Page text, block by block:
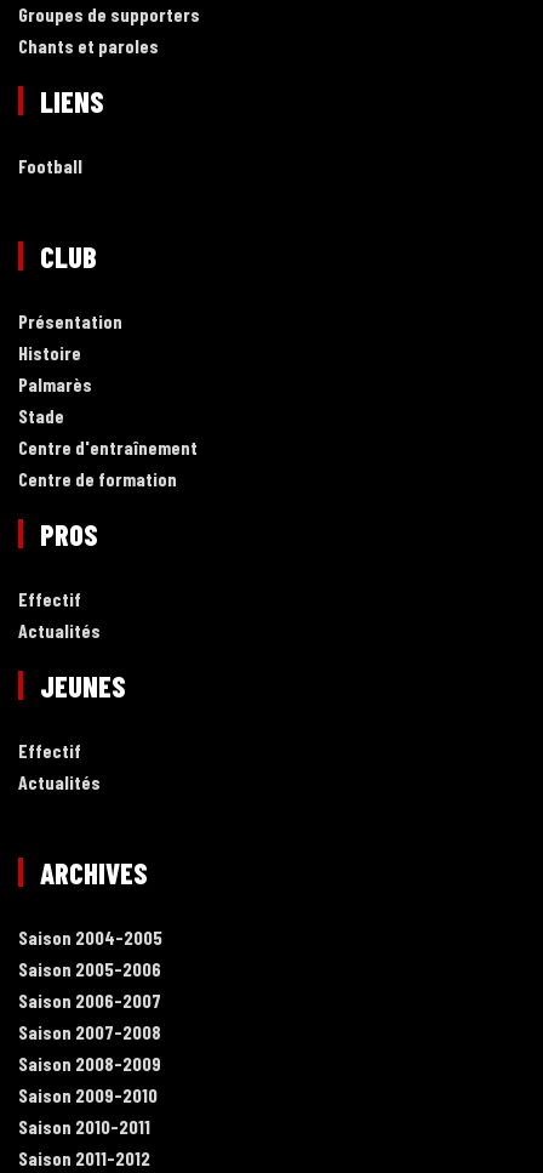
Groupes de supporters
Chants et paroles
LIENS
Football
CLUB
Présentation
Histoire
Palmarès
Stade
Centre d'entraînement
Centre de formation
PROS
Effectif
Actualités
JEUNES
Effectif
Actualités
ARCHIVES
Saison 2004-2005
Saison 2005-2006
Saison 2006-2007
Saison 2007-2008
Saison 2008-2009
Saison 2009-2010
Saison 2010-2011
Saison 2011-2012